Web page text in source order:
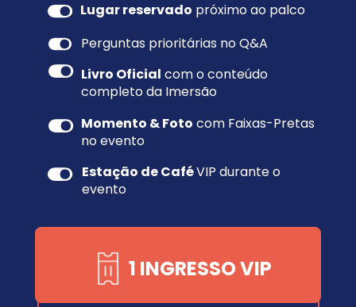
1 INGRESSO VIP
Lugar reservado próximo ao palco
Perguntas prioritárias no Q&A
Livro Oficial com o conteúdo
completo da Imersão
Momento & Foto com Faixas-Pretas
no evento
Estação de Café VIP durante o
evento